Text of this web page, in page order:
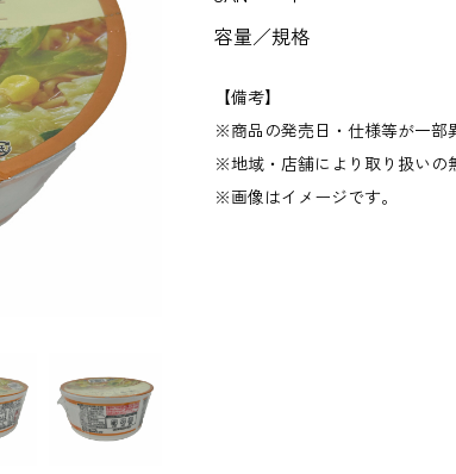
容量／規格
【備考】
商品の発売日・仕様等が一部
地域・店舗により取り扱いの
画像はイメージです。